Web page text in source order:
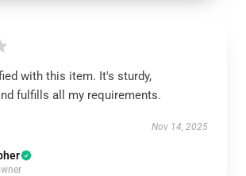
with this item. It's sturdy,
fulfills all my requirements.
Nov 14, 2025